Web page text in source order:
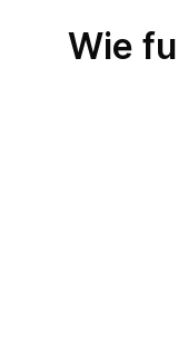
Wie